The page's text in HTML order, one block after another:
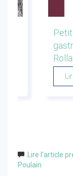
Lire l'article
Poulain